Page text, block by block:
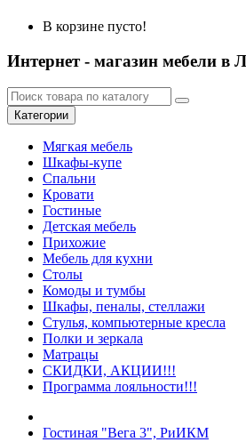
В корзине пусто!
Интернет - магазин мебели в
Категории
Мягкая мебель
Шкафы-купе
Спальни
Кровати
Гостиные
Детская мебель
Прихожие
Мебель для кухни
Столы
Комоды и тумбы
Шкафы, пеналы, стеллажи
Стулья, компьютерные кресла
Полки и зеркала
Матрацы
СКИДКИ, АКЦИИ!!!
Программа лояльности!!!
Гостиная "Вега 3", РиИКМ